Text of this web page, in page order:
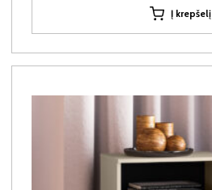
Į krepšelį